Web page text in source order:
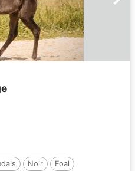
Noir
Foal